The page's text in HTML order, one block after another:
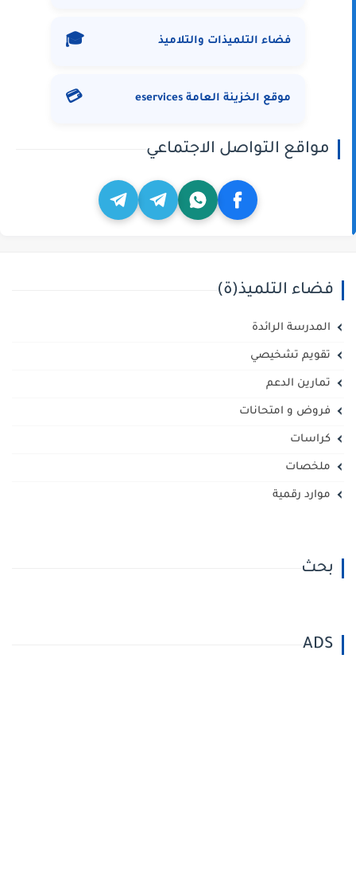
فضاء التلميذات والتلاميذ 🎓
موقع الخزينة العامة eservices 💳
مواقع التواصل الاجتماعي
فضاء التلميذ(ة)
المدرسة الرائدة
تقويم تشخيصي
تمارين الدعم
فروض و امتحانات
كراسات
ملخصات
موارد رقمية
بحث
ADS